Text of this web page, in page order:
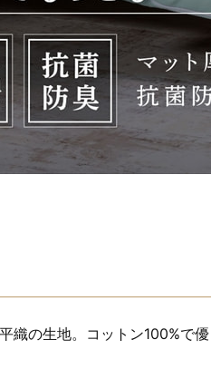
織の生地。コットン100%で